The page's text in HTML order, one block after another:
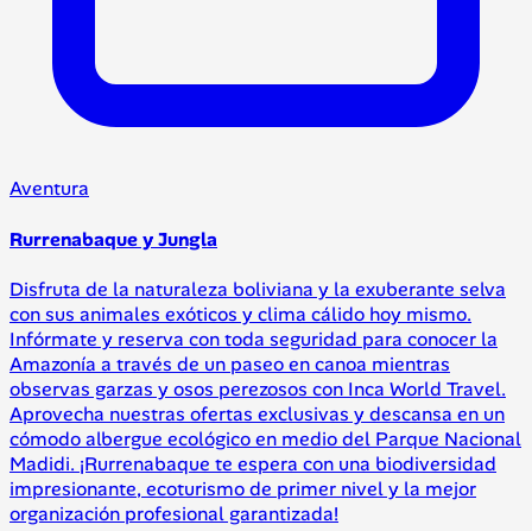
Aventura
Rurrenabaque y Jungla
Disfruta de la naturaleza boliviana y la exuberante selva
con sus animales exóticos y clima cálido hoy mismo.
Infórmate y reserva con toda seguridad para conocer la
Amazonía a través de un paseo en canoa mientras
observas garzas y osos perezosos con Inca World Travel.
Aprovecha nuestras ofertas exclusivas y descansa en un
cómodo albergue ecológico en medio del Parque Nacional
Madidi. ¡Rurrenabaque te espera con una biodiversidad
impresionante, ecoturismo de primer nivel y la mejor
organización profesional garantizada!